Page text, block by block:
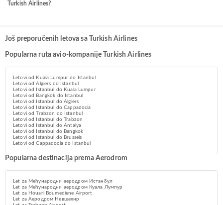
Turkish Airlines?
Još preporučenih letova sa Turkish Airlines
Popularna ruta avio-kompanije Turkish Airlines
Letovi od Kuala Lumpur do Istanbul
Letovi od Algiers do Istanbul
Letovi od Istanbul do Kuala Lumpur
Letovi od Bangkok do Istanbul
Letovi od Istanbul do Algiers
Letovi od Istanbul do Cappadocia
Letovi od Trabzon do Istanbul
Letovi od Istanbul do Trabzon
Letovi od Istanbul do Antalya
Letovi od Istanbul do Bangkok
Letovi od Istanbul do Brussels
Letovi od Cappadocia do Istanbul
Popularna destinacija prema Aerodrom
Let za Међународни аеродром Истанбул
Let za Међународни аеродром Куала Лумпур
Let za Houari Boumediene Airport
Let za Aеродром Невшехир